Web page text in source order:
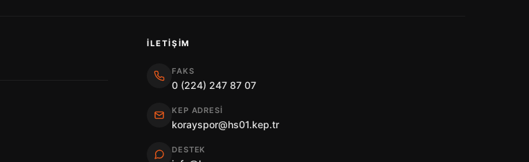
İLETIŞIM
FAKS
0 (224) 247 87 07
KEP ADRESI
korayspor@hs01.kep.tr
DESTEK